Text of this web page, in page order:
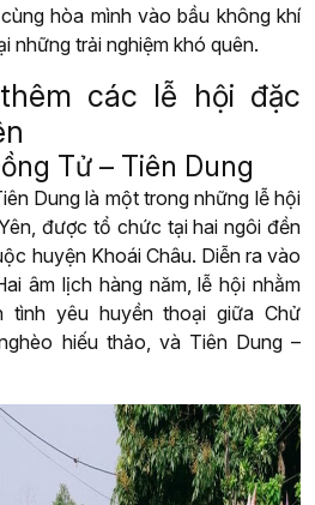
hòa mình vào bầu không khí
những trải nghiệm khó quên.
các lễ hội đặc
Tử – Tiên Dung
Dung là một trong những lễ hội
được tổ chức tại hai ngôi đền
huyện Khoái Châu. Diễn ra vào
âm lịch hàng năm, lễ hội nhằm
tình yêu huyền thoại giữa Chử
hiếu thảo, và Tiên Dung –